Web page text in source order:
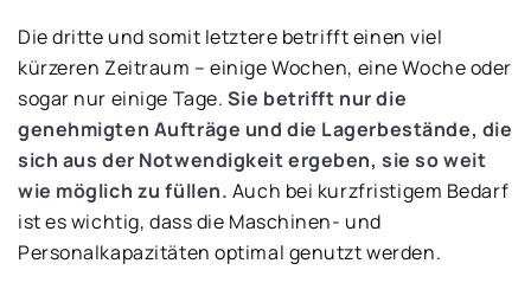
Die dritte und somit letztere betrifft einen viel
kürzeren Zeitraum – einige Wochen, eine Woche oder
sogar nur einige Tage. Sie betrifft nur die
genehmigten Aufträge und die Lagerbestände, die
sich aus der Notwendigkeit ergeben, sie so weit
wie möglich zu füllen. Auch bei kurzfristigem Bedarf
ist es wichtig, dass die Maschinen- und
Personalkapazitäten optimal genutzt werden.